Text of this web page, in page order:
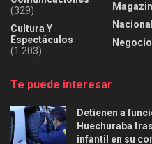
(329)
Cultura Y
Espectáculos
(1.203)
Nacional
Te puede interesar
Detienen a
Huechuraba
infantil en su